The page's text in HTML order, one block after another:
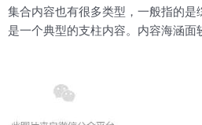
集合内容也有很多类型，一般指的
是一个典型的支柱内容。内容海涵面